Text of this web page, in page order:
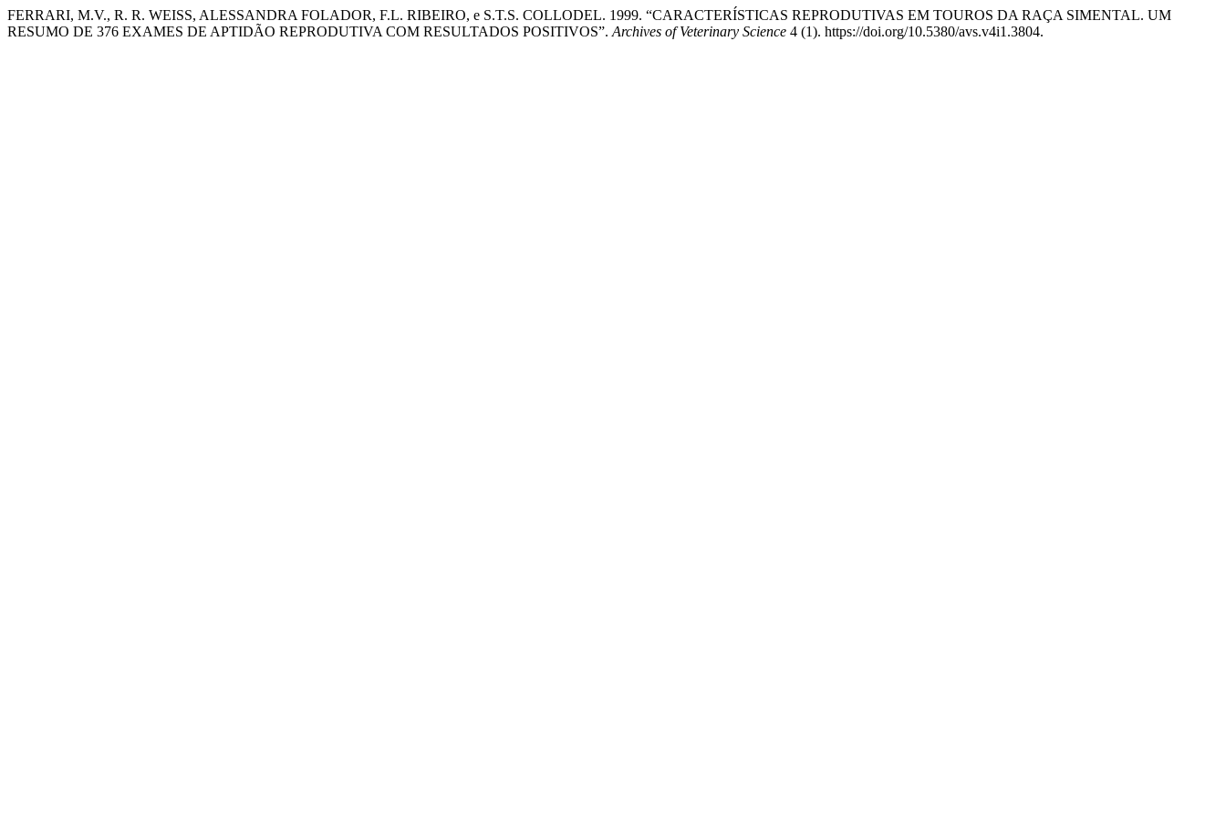
FERRARI, M.V., R. R. WEISS, ALESSANDRA FOLADOR, F.L. RIBEIRO, e S.T.S. COLLODEL. 1999. “CARACTERÍSTICAS REPRODUTIVAS EM TOUROS DA RAÇA SIMENTAL. UM
RESUMO DE 376 EXAMES DE APTIDÃO REPRODUTIVA COM RESULTADOS POSITIVOS”. Archives of Veterinary Science 4 (1). https://doi.org/10.5380/avs.v4i1.3804.